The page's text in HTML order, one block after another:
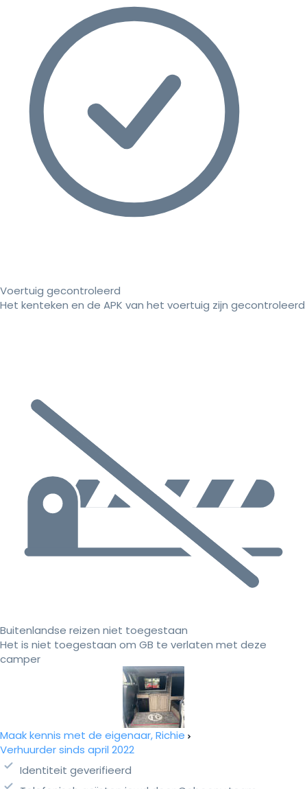
Voertuig gecontroleerd
Het kenteken en de APK van het voertuig zijn gecontroleerd
Buitenlandse reizen niet toegestaan
Het is niet toegestaan om GB te verlaten met deze
camper
Maak kennis met de eigenaar, Richie
Verhuurder sinds april 2022
Identiteit geverifieerd